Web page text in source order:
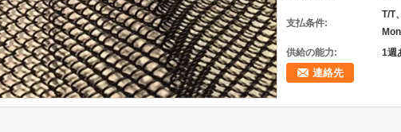
支払条件:
T/T
供給の能力:
1週
連絡先